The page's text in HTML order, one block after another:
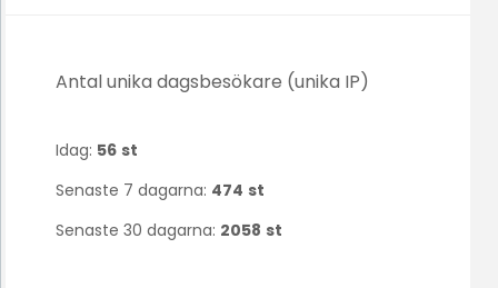
Antal unika dagsbesökare (unika IP)
Idag: 56 st
Senaste 7 dagarna: 474 st
Senaste 30 dagarna: 2058 st